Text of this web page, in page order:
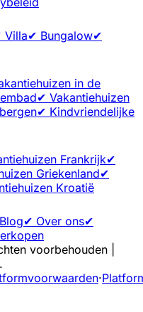
Villa✔ Bungalow✔
in de
✔ Vakantiehuizen
✔ Kindvriendelijke
Frankrijk✔
Griekenland✔
Kroatië
✔ Over ons✔
voorbehouden |
·